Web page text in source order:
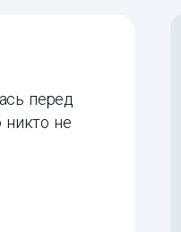
перед
никто не